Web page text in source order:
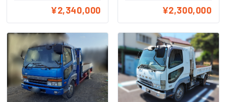
¥2,340,000 ¥2,300,000